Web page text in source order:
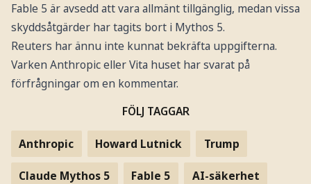
Fable 5 är avsedd att vara allmänt tillgänglig, medan vissa
skyddsåtgärder har tagits bort i Mythos 5.
Reuters har ännu inte kunnat bekräfta uppgifterna.
Varken Anthropic eller Vita huset har svarat på
förfrågningar om en kommentar.
FÖLJ TAGGAR
Anthropic Howard Lutnick Trump
Claude Mythos 5 Fable 5 AI-säkerhet